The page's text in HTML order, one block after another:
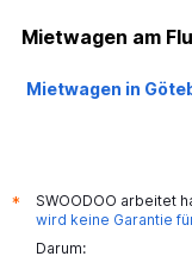
Mietwagen am
Mietwagen in
*
SWOODOO arbeitet
wird keine Garantie
Darum: